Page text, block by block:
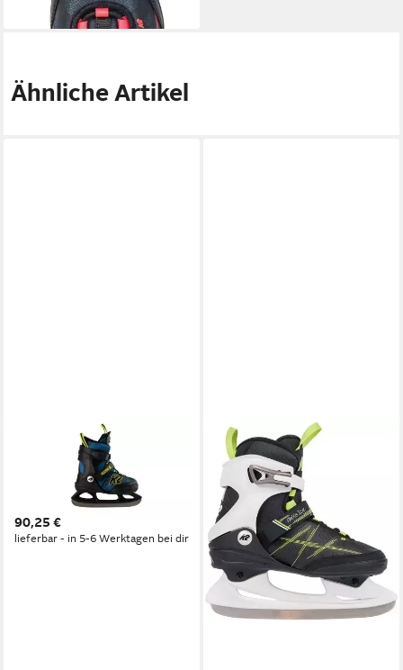
lieferbar - in 2-3 Werktagen bei dir
Ähnliche Artikel
Schlittschuhe FREEDOM ICE
JR B blue_yellow
BLUE_YELLOW
90,25 €
lieferbar - in 5-6 Werktagen bei dir